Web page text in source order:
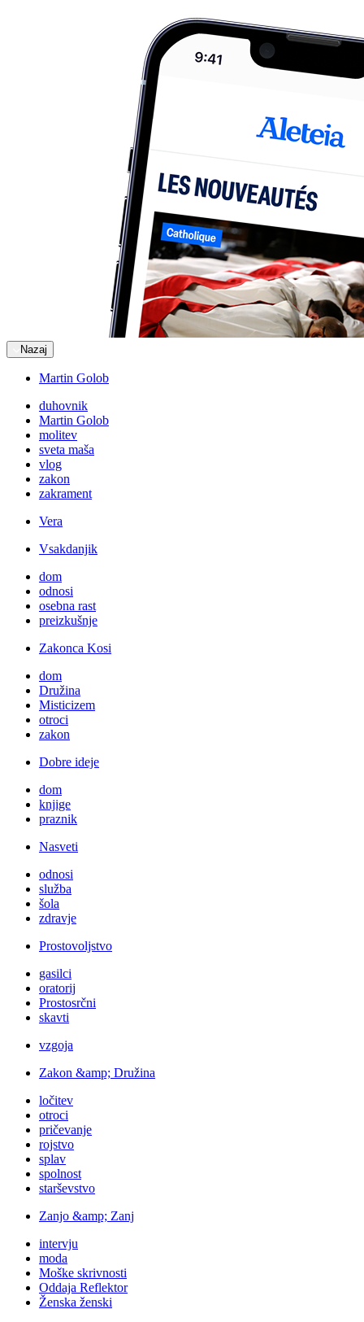
Nazaj
Martin Golob
duhovnik
Martin Golob
molitev
sveta maša
vlog
zakon
zakrament
Vera
Vsakdanjik
dom
odnosi
osebna rast
preizkušnje
Zakonca Kosi
dom
Družina
Misticizem
otroci
zakon
Dobre ideje
dom
knjige
praznik
Nasveti
odnosi
služba
šola
zdravje
Prostovoljstvo
gasilci
oratorij
Prostosrčni
skavti
vzgoja
Zakon &amp; Družina
ločitev
otroci
pričevanje
rojstvo
splav
spolnost
starševstvo
Zanjo &amp; Zanj
intervju
moda
Moške skrivnosti
Oddaja Reflektor
Ženska ženski